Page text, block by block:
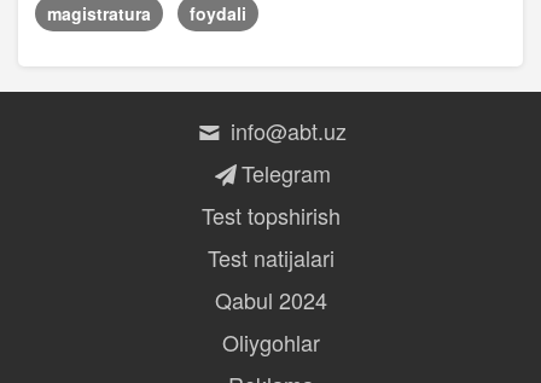
magistratura
foydali
info@abt.uz
Telegram
Test topshirish
Test natijalari
Qabul 2024
Oliygohlar